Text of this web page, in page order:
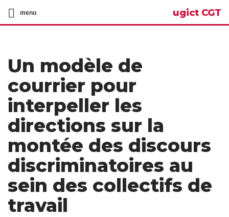
menu ugict CGT
Un modèle de
courrier pour
interpeller les
directions sur la
montée des discours
discriminatoires au
sein des collectifs de
travail